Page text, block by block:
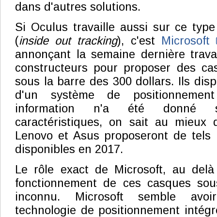
dans d'autres solutions.
Si Oculus travaille aussi sur ce
(inside out tracking), c'est Microsoft
annonçant la semaine dernière
constructeurs pour proposer des
sous la barre des 300 dollars. Ils
d'un système de
information n'a été donné
caractéristiques, on sait au mieux
Lenovo et Asus proposeront de tels
disponibles en 2017.
Le rôle exact de Microsoft, au
fonctionnement de ces casques
inconnu. Microsoft semble
technologie de positionnement